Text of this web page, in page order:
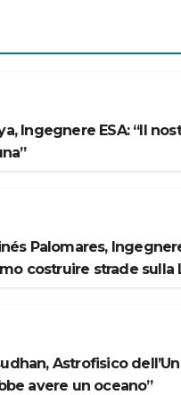
Ingegnere ESA: “Il
Palomares,
costruire strade sulla
Astrofisico
avere un oceano”